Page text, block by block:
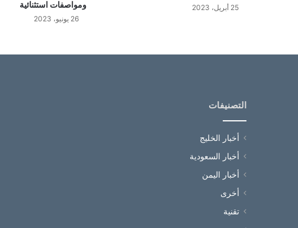
25 أبريل، 2023
ومواصفات استثنائية
26 يونيو، 2023
التصنيفات
أخبار الخليج
أخبار السعودية
أخبار اليمن
أخرى
تقنية